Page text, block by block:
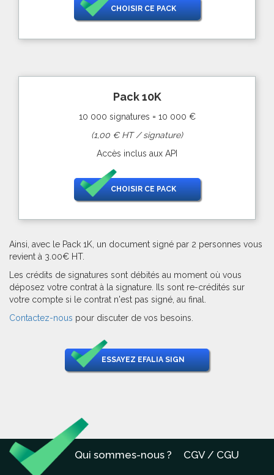
CHOISIR CE PACK
Pack 10K
10 000 signatures = 10 000 €
(1,00 € HT / signature)
Accès inclus aux API
CHOISIR CE PACK
Ainsi, avec le Pack 1K, un document signé par 2 personnes vous
revient à 3.00€ HT.
Les crédits de signatures sont débités au moment où vous
déposez votre contrat à la signature. Ils sont re-crédités sur
votre compte si le contrat n'est pas signé, au final.
Contactez-nous pour discuter de vos besoins.
ESSAYEZ EFALIA SIGN
Qui sommes-nous ? CGV / CGU